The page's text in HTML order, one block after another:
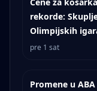
rekorde:
Olimpijskih
pre 1 sat
Promene u